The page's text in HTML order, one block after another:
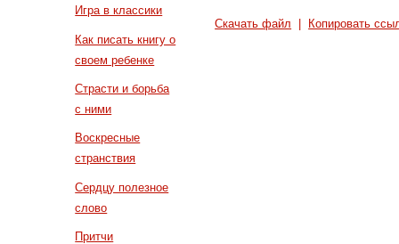
Игра в классики
Как писать книгу о
своем ребенке
Страсти и борьба
с ними
Воскресные
странствия
Сердцу полезное
слово
Притчи
Скачать файл Копировать